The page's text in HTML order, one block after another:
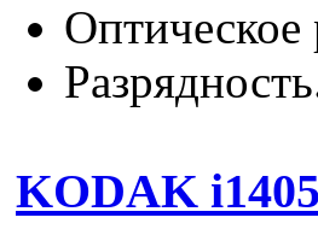
KODAK i1405